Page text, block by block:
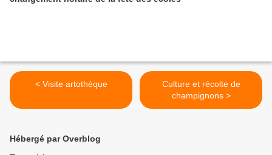
< Visite artothèque
Culture et récolte de
champignons >
Hébergé par Overblog